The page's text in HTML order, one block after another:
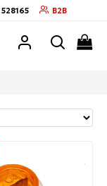
B2B